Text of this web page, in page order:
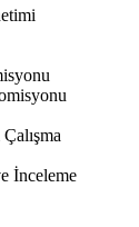
İnceleme